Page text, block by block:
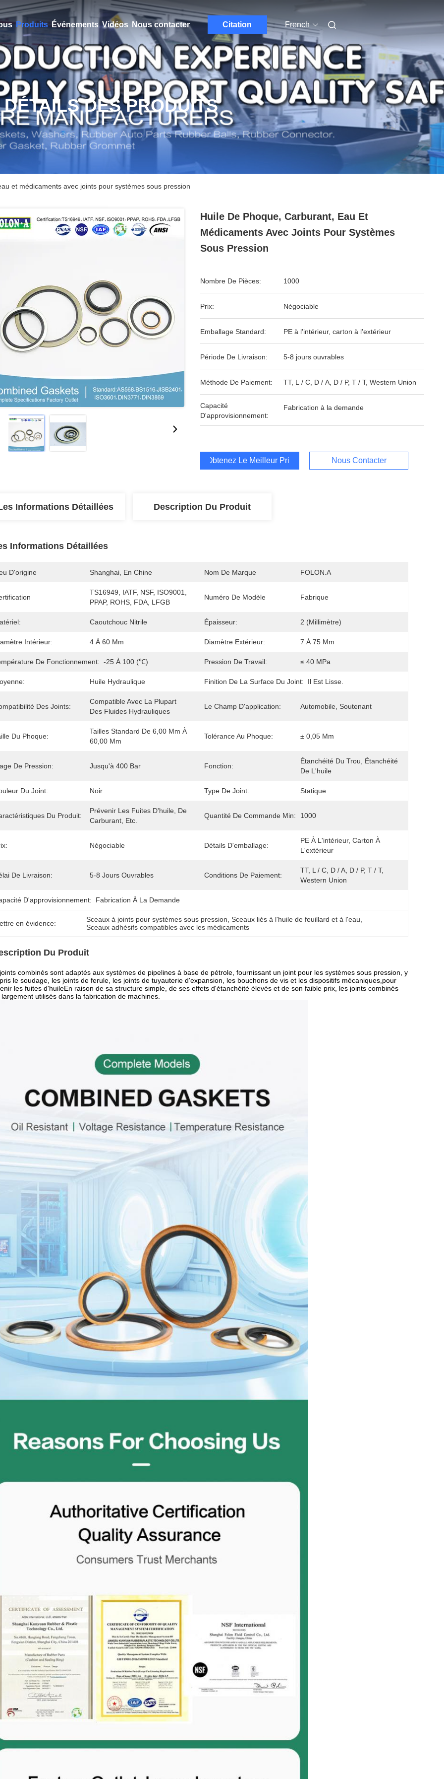
Produits Événements Vidéos Nous contacter Citation French
DÉTAILS DES PRODUITS
et médicaments avec joints pour systèmes sous pression
Huile De Phoque, Carburant, Eau Et
Médicaments Avec Joints Pour Systèmes
Sous Pression
Nombre De Pièces: 1000
Prix: Négociable
Emballage Standard: PE à l'intérieur, carton à l'extérieur
Période De Livraison: 5-8 jours ouvrables
Méthode De Paiement: TT, L / C, D / A, D / P, T / T, Western Union
Capacité
D'approvisionnement:
Fabrication à la demande
Obtenez Le Meilleur Prix Nous Contacter
Informations Détaillées Description Du Produit
Informations Détaillées
D'origine Shanghai, En Chine Nom De Marque FOLON.A
TS16949, IATF, NSF, ISO9001,
PPAP, ROHS, FDA, LFGB
Numéro De Modèle Fabrique
Caoutchouc Nitrile Épaisseur: 2 (millimètre)
Intérieur: 4 À 60 Mm Diamètre Extérieur: 7 À 75 Mm
De Fonctionnement: -25 À 100 (℃) Pression De Travail: ≤ 40 MPa
Huile Hydraulique Finition De La Surface Du Joint: Il Est Lisse.
Des Joints:
Compatible Avec La Plupart
Des Fluides Hydrauliques
Le Champ D'application: Automobile, Soutenant
Du Phoque:
Tailles Standard De 6,00 Mm À
60,00 Mm
Tolérance Au Phoque: ± 0,05 Mm
De Pression: Jusqu'à 400 Bar Fonction:
Étanchéité Du Trou, Étanchéité
De L'huile
Du Joint: Noir Type De Joint: Statique
Du Produit:
Prévenir Les Fuites D'huile, De
Carburant, Etc.
Quantité De Commande Min: 1000
Négociable Détails D'emballage:
PE À L'intérieur, Carton À
L'extérieur
De Livraison: 5-8 Jours Ouvrables Conditions De Paiement:
TT, L / C, D / A, D / P, T / T,
Western Union
D'approvisionnement: Fabrication À La Demande
en évidence: Sceaux à joints pour systèmes sous pression , Sceaux liés à l'huile de feuillard et à l'eau
Sceaux adhésifs compatibles avec les médicaments
Du Produit
combinés sont adaptés aux systèmes de pipelines à base de pétrole, fournissant un joint pour les systèmes sous pression, y
le soudage, les joints de ferule, les joints de tuyauterie d'expansion, les bouchons de vis et les dispositifs mécaniques,pour
les fuites d'huileEn raison de sa structure simple, de ses effets d'étanchéité élevés et de son faible prix, les joints combinés
utilisés dans la fabrication de machines.